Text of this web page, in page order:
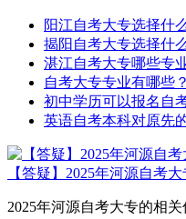
阳江自考大专选择什
揭阳自考大专选择什
湛江自考大专哪些专
自考大专专业有哪些
初中学历可以报名自
英语自考本科对原先
【答疑】2025年河源自考
2025年河源自考大专的相